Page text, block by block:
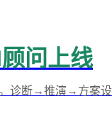
问上线
。诊断→推演→方案设